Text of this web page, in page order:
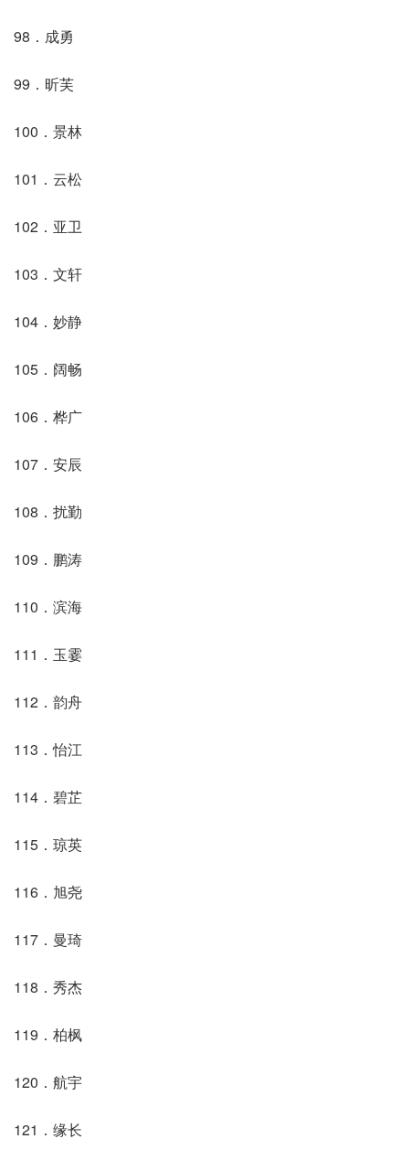
98．成勇
99．昕芙
100．景林
101．云松
102．亚卫
103．文轩
104．妙静
105．阔畅
106．桦广
107．安辰
108．扰勤
109．鹏涛
110．滨海
111．玉霎
112．韵舟
113．怡江
114．碧芷
115．琼英
116．旭尧
117．曼琦
118．秀杰
119．柏枫
120．航宇
121．缘长